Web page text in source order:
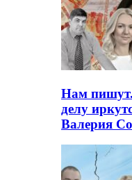
Нам пишут.
делу
Валерия